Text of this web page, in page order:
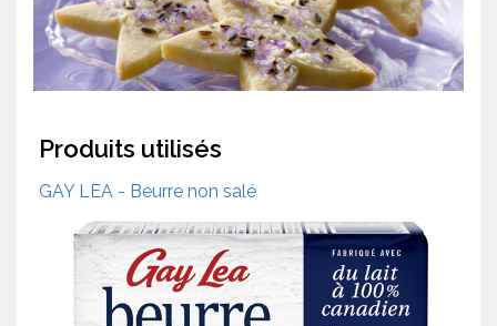
Produits utilisés
GAY LEA - Beurre non salé